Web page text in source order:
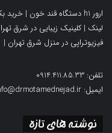
ارور h1 دستگاه قند خون | خرید
لینک |کلینیک زیبایی در شرق
فیزیوتراپی در منزل شرق تهران |
تلفن: 0914.411.85.33
ایمیل: info@drmotamednejad.ir
نوشته های تازه